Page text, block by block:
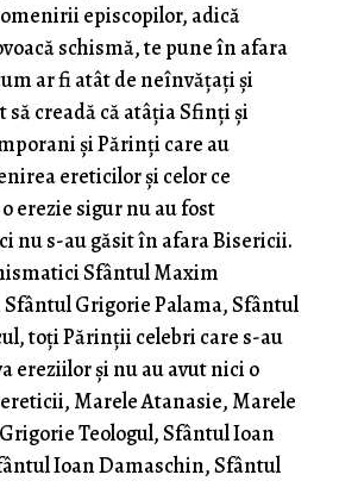
episcopilor, adică
schismă, te pune în afara
ar fi atât de neînvățați și
creadă că atâția Sfinți și
și Părinți care au
ereticilor și celor ce
erezie sigur nu au fost
nu s-au găsit în afara Bisericii.
Sfântul Maxim
Grigorie Palama, Sfântul
toți Părinții celebri care s-au
ereziilor și nu au avut nici o
Marele Atanasie, Marele
Teologul, Sfântul Ioan
Ioan Damaschin, Sfântul